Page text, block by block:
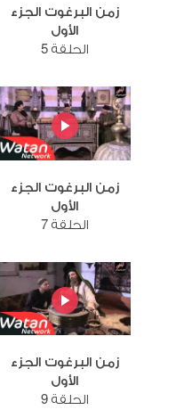
زمن البرغوت الجزء
الأول
الحلقة 5
زمن البرغوت الجزء
الأول
الحلقة 7
زمن البرغوت الجزء
الأول
الحلقة 9